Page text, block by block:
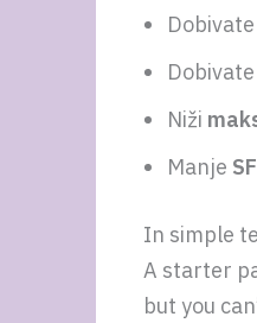
Dobivate
Dobivate
Niži
Manje
In simple
A starter
but you